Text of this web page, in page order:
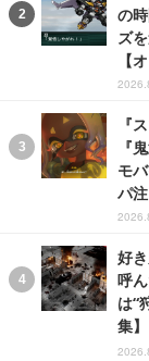
の
ズ
【
『
『
モ
パ
好
呼
は“
集】